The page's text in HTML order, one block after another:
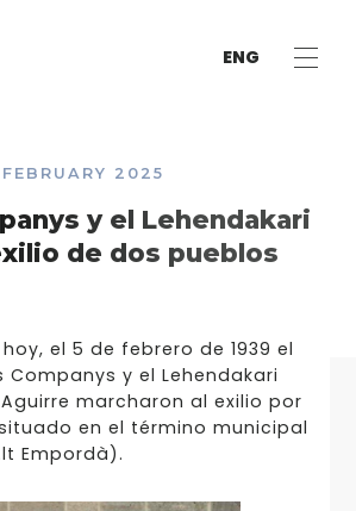
ENG
2025
y el Lehendakari
de dos pueblos
el 5 de febrero de 1939 el
Companys y el Lehendakari
marcharon al exilio por
en el término municipal
Empordà).